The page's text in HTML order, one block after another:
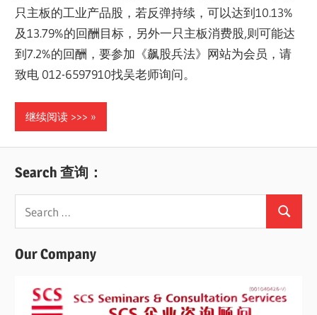
只主板的工业产品股，若反弹持续，可以达到10.13%
及13.79%的回酬目标，另外一只主板消费股,则可能达
到7.2%的回酬，要参加《飙股兵法》网站为会员，请
致电 012-6597910找吴老师询问。
继续阅读 >>>
Search 查询：
for:
Search
Our Company